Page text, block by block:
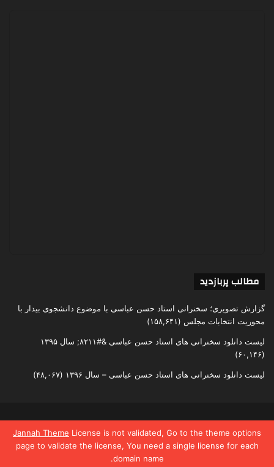
Jannah Theme License is not validated, Go to the theme options
page to validate the license, You need a single license for each
domain name.
مطالب پربازدید
گزارش تصویری؛ سخنرانی استاد حسن عباسی با موضوع دانشجوی بیدار با
محوریت انتخابات مجلس (۱۵۸,۶۴۱)
لیست دانلود سخنرانی های استاد حسن عباسی &#۸۲۱۱; سال ۱۳۹۵
(۶۰,۱۴۶)
لیست دانلود سخنرانی های استاد حسن عباسی – سال ۱۳۹۶ (۴۸,۰۶۷)